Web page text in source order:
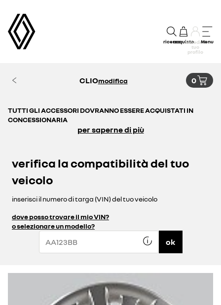
ricercaacquistoaccedi al
tuo
profilo
Menu
CLIOmodifica 0
TUTTI GLI ACCESSORI DOVRANNO ESSERE ACQUISTATI IN
CONCESSIONARIA
per saperne di più
verifica la compatibilità del tuo
veicolo
inserisci il numero di targa (VIN) del tuo veicolo
dove posso trovare il mio VIN?
o selezionare un modello?
ok